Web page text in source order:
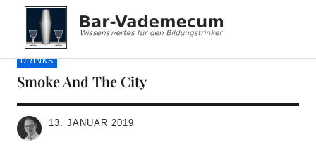
Bar-Vademecum
DRINKS
Smoke And The City
13. JANUAR 2019